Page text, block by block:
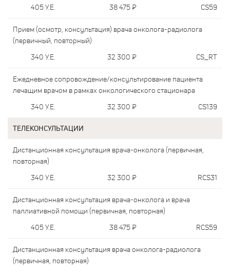
405У.Е. 38 475₽ CS59
Прием (осмотр, консультация) врача онколога-радиолога
(первичный, повторный)
340 У.Е. 32 300 ₽ CS_RT
Ежедневное сопровождение/консультирование пациента
лечащим врачом в рамках онкологического стационара
340 У.Е. 32 300 ₽ CS139
ТЕЛЕКОНСУЛЬТАЦИИ
Дистанционная консультация врача-онколога (первичная,
повторная)
340 У.Е. 32 300 ₽ RCS31
Дистанционная консультация врача-онколога и врача
паллиативной помощи (первичная, повторная)
405У.Е. 38 475₽ RCS59
Дистанционная консультация врача онколога-радиолога
(первичная, повторная)